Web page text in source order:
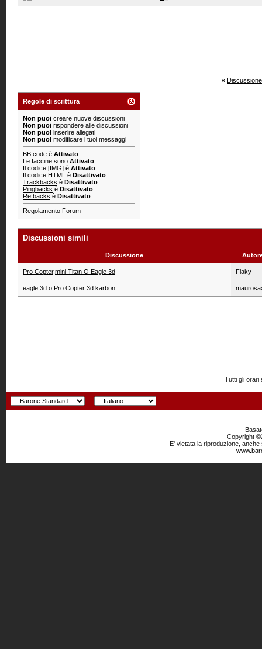
«
Regole di scrittura
Non puoi creare nuove discussioni
Non puoi rispondere alle discussioni
Non puoi inserire allegati
Non puoi modificare i tuoi messaggi
BB code è Attivato
Le faccine sono Attivato
Il codice [IMG] è Attivato
Il codice HTML è Disattivato
Trackbacks è Disattivato
Pingbacks è Disattivato
Refbacks è Disattivato
Regolamento Forum
Discussioni simili
Discussione
Pro Copter,mini Titan O Eagle 3d Flaky
eagle 3d o Pro Copter 3d karbon
Tutti gli orari
Copyright
E' vietata la riproduzione,